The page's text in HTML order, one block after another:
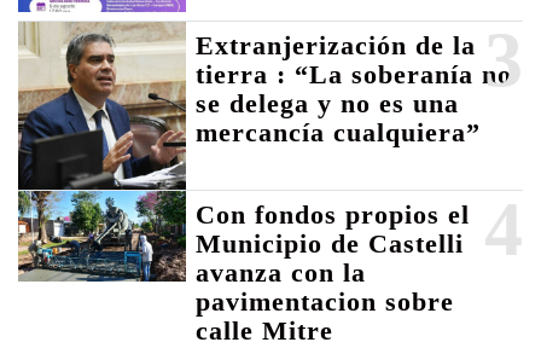
3
Extranjerización de la
tierra : “La soberanía no
se delega y no es una
mercancía cualquiera”
4
Con fondos propios el
Municipio de Castelli
avanza con la
pavimentacion sobre
calle Mitre